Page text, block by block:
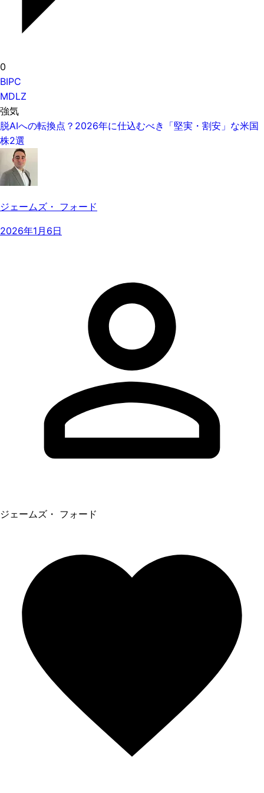
0
BIPC
MDLZ
強気
脱AIへの転換点？2026年に仕込むべき「堅実・割安」な米国
株2選
ジェームズ・ フォード
2026年1月6日
ジェームズ・ フォード